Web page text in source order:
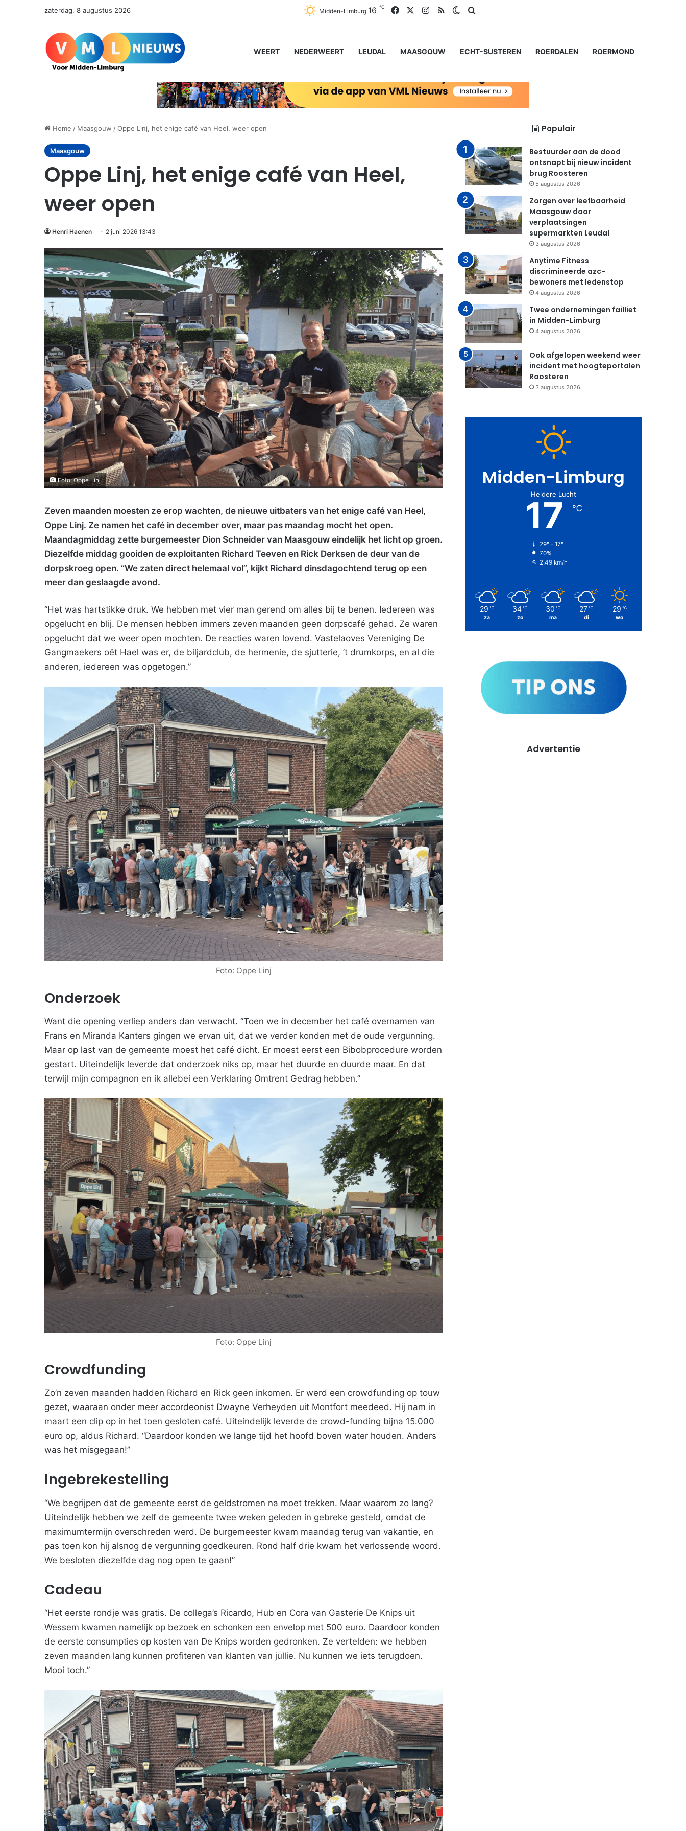
zaterdag, 8 augustus 2026 Midden-Limburg 16 ℃ FacebookInstagram
RSS Switch skin
WEERT NEDERWEERT LEUDAL MAASGOUW ECHT-SUSTEREN ROERDALEN ROERMOND
Home / Maasgouw /Oppe Linj, het enige café van Heel, weer open
Maasgouw
Oppe Linj, het enige café van Heel,
weer open
Henri Haenen 2 juni 2026 13:43
Foto: Oppe Linj
Zeven maanden moesten ze erop wachten, de nieuwe uitbaters van het enige café van Heel,
Oppe Linj. Ze namen het café in december over, maar pas maandag mocht het open.
Maandagmiddag zette burgemeester Dion Schneider van Maasgouw eindelijk het licht op groen.
Diezelfde middag gooiden de exploitanten Richard Teeven en Rick Derksen de deur van de
dorpskroeg open. “We zaten direct helemaal vol”, kijkt Richard dinsdagochtend terug op een
meer dan geslaagde avond.
“Het was hartstikke druk. We hebben met vier man gerend om alles bij te benen. Iedereen was
opgelucht en blij. De mensen hebben immers zeven maanden geen dorpscafé gehad. Ze waren
opgelucht dat we weer open mochten. De reacties waren lovend. Vastelaoves Vereniging De
Gangmaekers oêt Hael was er, de biljardclub, de hermenie, de sjutterie, ’t drumkorps, en al die
anderen, iedereen was opgetogen.”
Foto: Oppe Linj
Onderzoek
Want die opening verliep anders dan verwacht. “Toen we in december het café overnamen van
Frans en Miranda Kanters gingen we ervan uit, dat we verder konden met de oude vergunning.
Maar op last van de gemeente moest het café dicht. Er moest eerst een Bibobprocedure worden
gestart. Uiteindelijk leverde dat onderzoek niks op, maar het duurde en duurde maar. En dat
terwijl mijn compagnon en ik allebei een Verklaring Omtrent Gedrag hebben.”
Foto: Oppe Linj
Crowdfunding
Zo’n zeven maanden hadden Richard en Rick geen inkomen. Er werd een crowdfunding op touw
gezet, waaraan onder meer accordeonist Dwayne Verheyden uit Montfort meedeed. Hij nam in
maart een clip op in het toen gesloten café. Uiteindelijk leverde de crowd-funding bijna 15.000
euro op, aldus Richard. “Daardoor konden we lange tijd het hoofd boven water houden. Anders
was het misgegaan!”
Ingebrekestelling
“We begrijpen dat de gemeente eerst de geldstromen na moet trekken. Maar waarom zo lang?
Uiteindelijk hebben we zelf de gemeente twee weken geleden in gebreke gesteld, omdat de
maximumtermijn overschreden werd. De burgemeester kwam maandag terug van vakantie, en
pas toen kon hij alsnog de vergunning goedkeuren. Rond half drie kwam het verlossende woord.
We besloten diezelfde dag nog open te gaan!”
Cadeau
“Het eerste rondje was gratis. De collega’s Ricardo, Hub en Cora van Gasterie De Knips uit
Wessem kwamen namelijk op bezoek en schonken een envelop met 500 euro. Daardoor konden
de eerste consumpties op kosten van De Knips worden gedronken. Ze vertelden: we hebben
zeven maanden lang kunnen profiteren van klanten van jullie. Nu kunnen we iets terugdoen.
Mooi toch.”
Populair
Bestuurder aan de dood
ontsnapt bij nieuw incident
brug Roosteren
5 augustus 2026
Zorgen over leefbaarheid
Maasgouw door
verplaatsingen
supermarkten Leudal
3 augustus 2026
Anytime Fitness
discrimineerde azc-
bewoners met ledenstop
4 augustus 2026
Twee ondernemingen failliet
in Midden-Limburg
4 augustus 2026
Ook afgelopen weekend weer
incident met hoogteportalen
Roosteren
3 augustus 2026
Midden-Limburg
Heldere Lucht
17 ℃
29º - 17º
70%
2.49 km/h
29 ℃
za
34 ℃
zo
30 ℃
ma
27 ℃
di
29 ℃
wo
Advertentie